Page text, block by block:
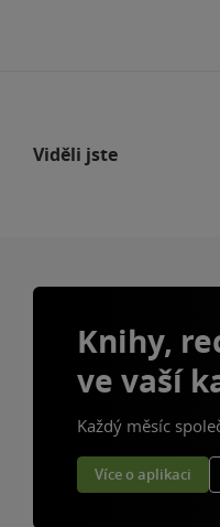
Viděli jste
Knihy,
ve vaší
Každý měsíc
Více o aplikaci